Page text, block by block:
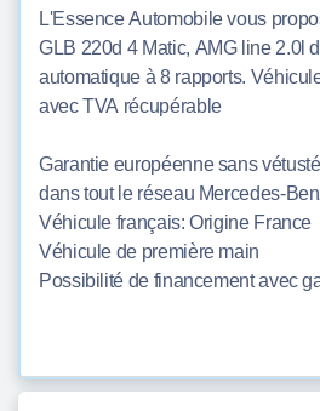
L'Essence Automobile vous
GLB 220d 4 Matic, AMG line 2.0l
automatique à 8 rapports.
avec TVA récupérable
Garantie européenne sans
dans tout le réseau Mercedes-
Véhicule français: Origine France
Véhicule de première main
Possibilité de financement avec
- Historique d'entretien et